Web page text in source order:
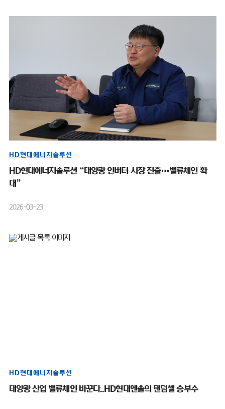
HD현대에너지솔루션
HD현대에너지솔루션 “태양광 인버터 시장 진출…밸류체인 확
대”
2026-03-23
HD현대에너지솔루션
태양광 산업 밸류체인 바꾼다..HD현대엔솔의 탠덤셀 승부수